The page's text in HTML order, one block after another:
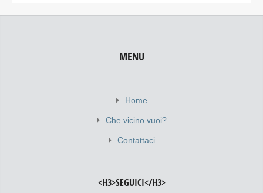
MENU
Home
Che vicino vuoi?
Contattaci
<H3>SEGUICI</H3>